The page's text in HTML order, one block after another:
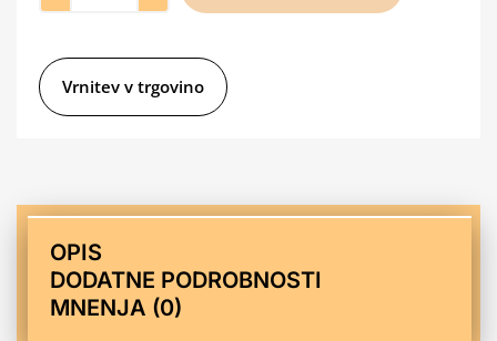
t
i
Vrnitev v trgovino
OPIS
DODATNE PODROBNOSTI
MNENJA (0)